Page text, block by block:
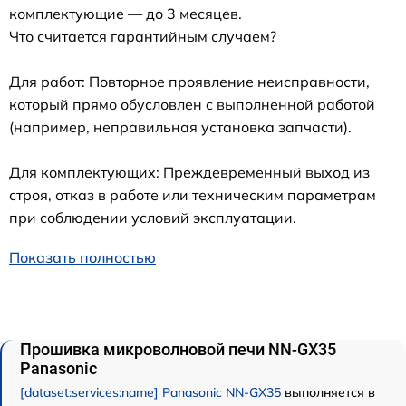
комплектующие — до 3 месяцев.
Что считается гарантийным случаем?
Для работ: Повторное проявление неисправности,
который прямо обусловлен с выполненной работой
(например, неправильная установка запчасти).
Для комплектующих: Преждевременный выход из
строя, отказ в работе или техническим параметрам
при соблюдении условий эксплуатации.
Показать полностью
Прошивка микроволновой печи NN-GX35
Panasonic
[dataset:services:name] Panasonic NN-GX35 выполняется в